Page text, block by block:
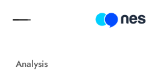
Analysis